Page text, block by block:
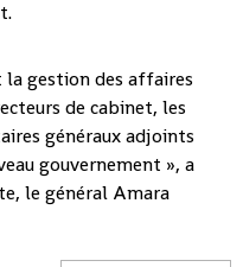
la gestion des affaires
de cabinet, les
généraux adjoints
gouvernement », a
le général Amara